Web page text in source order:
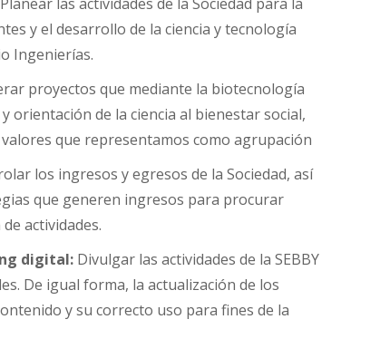
y el desarrollo de la ciencia y tecnología
Ingenierías.
proyectos que mediante la biotecnología
orientación de la ciencia al bienestar social,
que representamos como agrupación
los ingresos y egresos de la Sociedad, así
que generen ingresos para procurar
actividades.
digital: Divulgar las actividades de la SEBBY
De igual forma, la actualización de los
y su correcto uso para fines de la